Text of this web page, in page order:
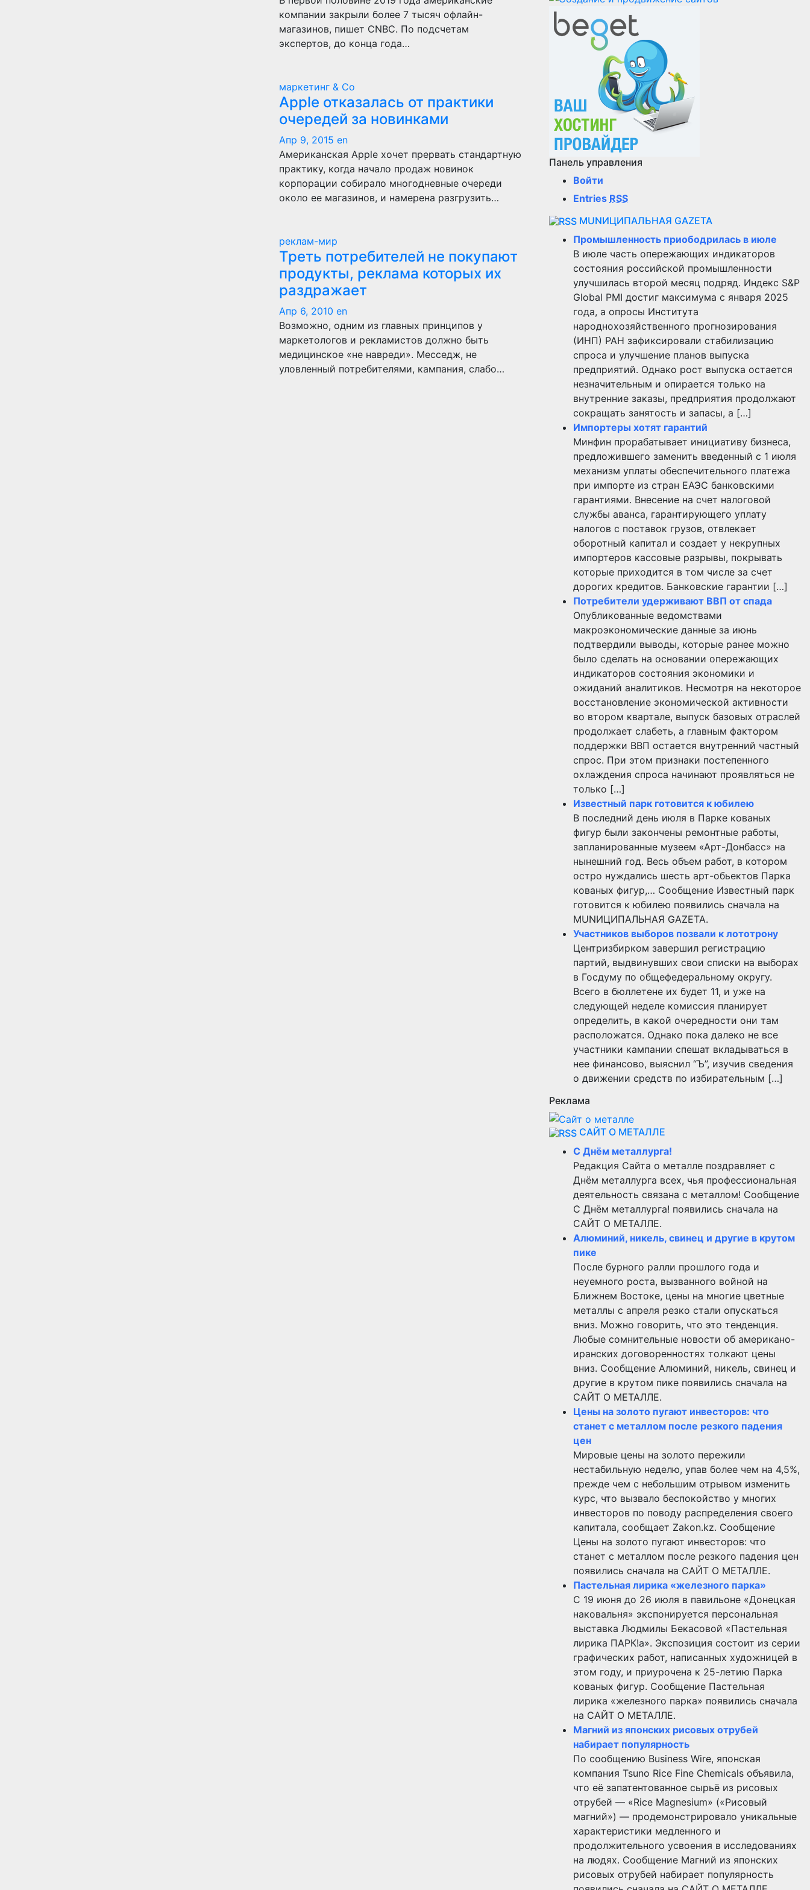
компании закрыли более 7 тысяч офлайн-
магазинов, пишет CNBC. По подсчетам
экспертов, до конца года…
маркетинг & Co
Apple отказалась от практики
очередей за новинками
Апр 9, 2015 en
Американская Apple хочет прервать стандартную
практику, когда начало продаж новинок
корпорации собирало многодневные очереди
около ее магазинов, и намерена разгрузить…
реклам-мир
Треть потребителей не покупают
продукты, реклама которых их
раздражает
Апр 6, 2010 en
Возможно, одним из главных принципов у
маркетологов и рекламистов должно быть
медицинское «не навреди». Месседж, не
уловленный потребителями, кампания, слабо…
Панель управления
Войти
Entries RSS
MUNИЦИПАЛЬНАЯ GAZЕТА
Промышленность приободрилась в июле
В июле часть опережающих индикаторов
состояния российской промышленности
улучшилась второй месяц подряд. Индекс S&P
Global PMI достиг максимума с января 2025
года, а опросы Института
народнохозяйственного прогнозирования
(ИНП) РАН зафиксировали стабилизацию
спроса и улучшение планов выпуска
предприятий. Однако рост выпуска остается
незначительным и опирается только на
внутренние заказы, предприятия продолжают
сокращать занятость и запасы, а […]
Импортеры хотят гарантий
Минфин прорабатывает инициативу бизнеса,
предложившего заменить введенный с 1 июля
механизм уплаты обеспечительного платежа
при импорте из стран ЕАЭС банковскими
гарантиями. Внесение на счет налоговой
службы аванса, гарантирующего уплату
налогов с поставок грузов, отвлекает
оборотный капитал и создает у некрупных
импортеров кассовые разрывы, покрывать
которые приходится в том числе за счет
дорогих кредитов. Банковские гарантии […]
Потребители удерживают ВВП от спада
Опубликованные ведомствами
макроэкономические данные за июнь
подтвердили выводы, которые ранее можно
было сделать на основании опережающих
индикаторов состояния экономики и
ожиданий аналитиков. Несмотря на некоторое
восстановление экономической активности
во втором квартале, выпуск базовых отраслей
продолжает слабеть, а главным фактором
поддержки ВВП остается внутренний частный
спрос. При этом признаки постепенного
охлаждения спроса начинают проявляться не
только […]
Известный парк готовится к юбилею
В последний день июля в Парке кованых
фигур были закончены ремонтные работы,
запланированные музеем «Арт-Донбасс» на
нынешний год. Весь объем работ, в котором
остро нуждались шесть арт-обьектов Парка
кованых фигур,… Сообщение Известный парк
готовится к юбилею появились сначала на
MUNИЦИПАЛЬНАЯ GAZЕТА.
Участников выборов позвали к лототрону
Центризбирком завершил регистрацию
партий, выдвинувших свои списки на выборах
в Госдуму по общефедеральному округу.
Всего в бюллетене их будет 11, и уже на
следующей неделе комиссия планирует
определить, в какой очередности они там
расположатся. Однако пока далеко не все
участники кампании спешат вкладываться в
нее финансово, выяснил “Ъ”, изучив сведения
о движении средств по избирательным […]
Реклама
САЙТ О МЕТАЛЛЕ
С Днём металлурга!
Редакция Сайта о металле поздравляет с
Днём металлурга всех, чья профессиональная
деятельность связана с металлом! Сообщение
С Днём металлурга! появились сначала на
САЙТ О МЕТАЛЛЕ.
Алюминий, никель, свинец и другие в крутом
пике
После бурного ралли прошлого года и
неуемного роста, вызванного войной на
Ближнем Востоке, цены на многие цветные
металлы с апреля резко стали опускаться
вниз. Можно говорить, что это тенденция.
Любые сомнительные новости об американо-
иранских договоренностях толкают цены
вниз. Сообщение Алюминий, никель, свинец и
другие в крутом пике появились сначала на
САЙТ О МЕТАЛЛЕ.
Цены на золото пугают инвесторов: что
станет с металлом после резкого падения
цен
Мировые цены на золото пережили
нестабильную неделю, упав более чем на 4,5%,
прежде чем с небольшим отрывом изменить
курс, что вызвало беспокойство у многих
инвесторов по поводу распределения своего
капитала, сообщает Zakon.kz. Сообщение
Цены на золото пугают инвесторов: что
станет с металлом после резкого падения цен
появились сначала на САЙТ О МЕТАЛЛЕ.
Пастельная лирика «железного парка»
С 19 июня до 26 июля в павильоне «Донецкая
наковальня» экспонируется персональная
выставка Людмилы Бекасовой «Пастельная
лирика ПАРК!а». Экспозиция состоит из серии
графических работ, написанных художницей в
этом году, и приурочена к 25-летию Парка
кованых фигур. Сообщение Пастельная
лирика «железного парка» появились сначала
на САЙТ О МЕТАЛЛЕ.
Магний из японских рисовых отрубей
набирает популярность
По сообщению Business Wire, японская
компания Tsuno Rice Fine Chemicals объявила,
что её запатентованное сырьё из рисовых
отрубей — «Rice Magnesium» («Рисовый
магний») — продемонстрировало уникальные
характеристики медленного и
продолжительного усвоения в исследованиях
на людях. Сообщение Магний из японских
рисовых отрубей набирает популярность